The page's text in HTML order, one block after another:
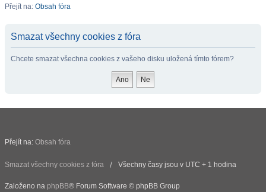
Přejít na: Obsah fóra
Smazat všechny cookies z fóra
Chcete smazat všechna cookies z vašeho disku uložená tímto fórem?
Přejít na: Obsah fóra
Smazat všechny cookies z fóra Všechny časy jsou v UTC + 1 hodina
Založeno na phpBB® Forum Software © phpBB Group